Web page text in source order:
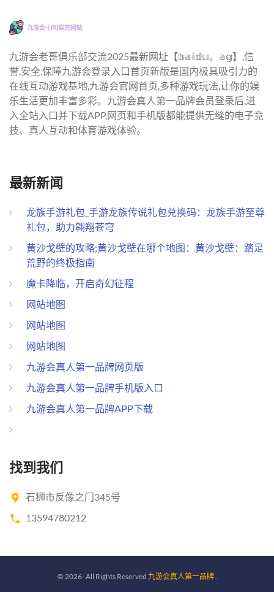
九游会老哥俱乐部交流2025最新网址【𝕓𝕒𝕚𝕕𝕦。𝕒𝕘】,信
誉,安全,保障九游会登录入口首页新版是国内极具吸引力的
在线互动游戏基地,九游会官网首页,多种游戏玩法,让你的娱
乐生活更加丰富多彩。九游会真人第一品牌会员登录后,进
入全站入口并下载APP,网页和手机版都能提供无缝的电子竞
技、真人互动和体育游戏体验。
最新新闻
龙族手游礼包_手游龙族传说礼包兑换码：龙族手游至尊
礼包，助力翱翔苍穹
黄沙戈壁的攻略;黄沙戈壁在哪个地图：黄沙戈壁：踏足
荒野的终极指南
魔卡降临，开启奇幻征程
网站地图
网站地图
网站地图
九游会真人第一品牌网页版
九游会真人第一品牌手机版入口
九游会真人第一品牌APP下载
找到我们
石狮市反像之门345号
13594780212
© 2026- All Rights Reserved 九游会真人第一品牌.